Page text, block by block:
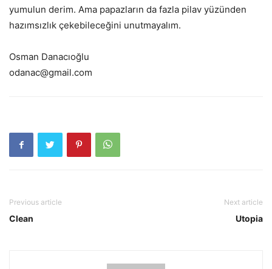
yumulun derim. Ama papazların da fazla pilav yüzünden
hazımsızlık çekebileceğini unutmayalım.
Osman Danacıoğlu
odanac@gmail.com
Previous article
Clean
Next article
Utopia